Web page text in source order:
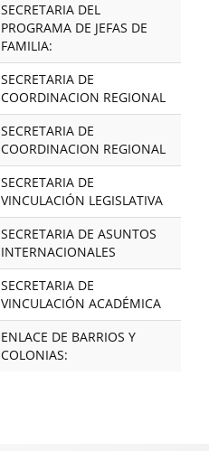
SECRETARIA DEL
PROGRAMA DE JEFAS DE
FAMILIA:
SECRETARIA DE
COORDINACION REGIONAL
SECRETARIA DE
COORDINACION REGIONAL
SECRETARIA DE
VINCULACIÓN LEGISLATIVA
SECRETARIA DE ASUNTOS
INTERNACIONALES
SECRETARIA DE
VINCULACIÓN ACADÉMICA
ENLACE DE BARRIOS Y
COLONIAS: